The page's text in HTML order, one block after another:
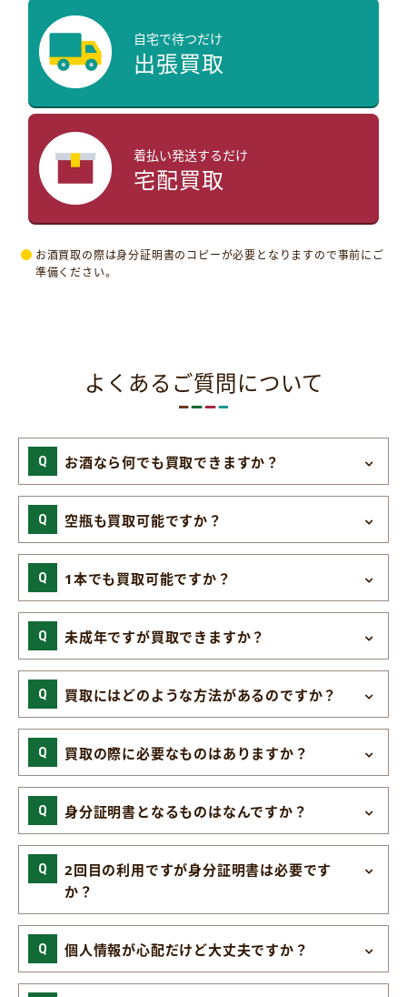
自宅で待つだけ
出張買取
着払い発送するだけ
宅配買取
お酒買取の際は身分証明書のコピーが必要となりますので事前にご
準備ください。
よくあるご質問について
お酒なら何でも買取できますか？
空瓶も買取可能ですか？
1本でも買取可能ですか？
未成年ですが買取できますか？
買取にはどのような方法があるのですか？
買取の際に必要なものはありますか？
身分証明書となるものはなんですか？
2回目の利用ですが身分証明書は必要です
か？
個人情報が心配だけど大丈夫ですか？